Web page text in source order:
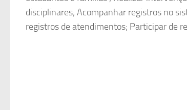
disciplinares; Acompanhar registros no
registros de atendimentos; Participar de